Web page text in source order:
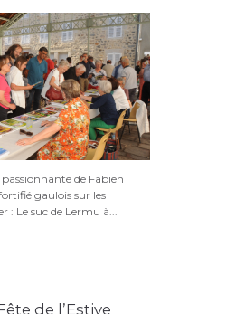
de Fabien
gaulois sur les
: Le suc de Lermu à...
de l’Estive